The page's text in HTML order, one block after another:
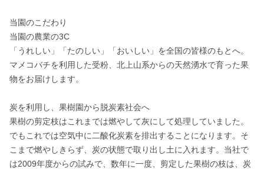
当園のこだわり
当園の農業の3C
「うれしい」「たのしい」「おいしい」を全国の皆様のもとへ。
マメコバチを利用した受粉、北上山系からの天然湧水で育った果
物をお届けします。
炭を利用し、果樹園から脱炭素社会へ
果樹の剪定枝はこれまでは燃やして灰にして処理していました。
でもこれでは空気中に二酸化炭素を排出することになります。そ
こまで燃やしきらず、炭の状態で取り出し土に入れます。当社で
は2009年度からの試みで、数年に一度、剪定した果樹の枝は、炭